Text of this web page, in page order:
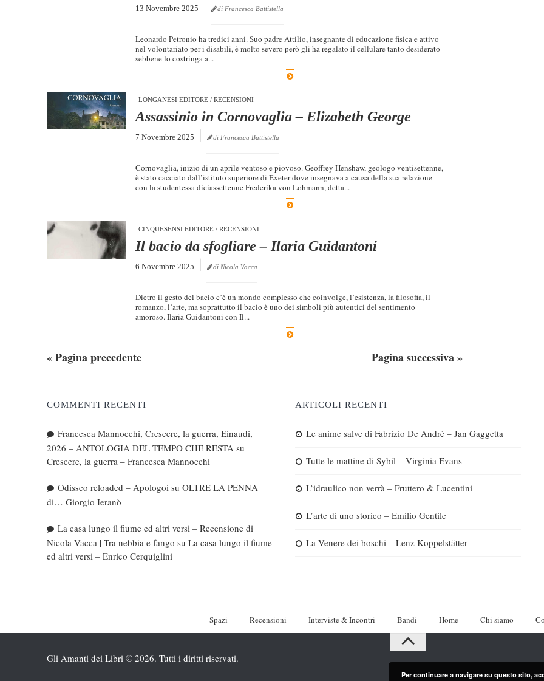
13 Novembre 2025 di Francesca Battistella
Leonardo Petronio ha tredici anni. Suo padre Attilio, insegnante di educazione fisica e attivo
nel volontariato per i disabili, è molto severo però gli ha regalato il cellulare tanto desiderato
sebbene lo costringa a...
LONGANESI EDITORE / RECENSIONI
Assassinio in Cornovaglia – Elizabeth George
7 Novembre 2025 di Francesca Battistella
Cornovaglia, inizio di un aprile ventoso e piovoso. Geoffrey Henshaw, geologo ventisettenne,
è stato cacciato dall’istituto superiore di Exeter dove insegnava a causa della sua relazione
con la studentessa diciassettenne Frederika von Lohmann, detta...
CINQUESENSI EDITORE / RECENSIONI
Il bacio da sfogliare – Ilaria Guidantoni
6 Novembre 2025 di Nicola Vacca
Dietro il gesto del bacio c’è un mondo complesso che coinvolge, l’esistenza, la filosofia, il
romanzo, l’arte, ma soprattutto il bacio è uno dei simboli più autentici del sentimento
amoroso. Ilaria Guidantoni con Il...
« Pagina precedente Pagina successiva »
COMMENTI RECENTI
Francesca Mannocchi, Crescere, la guerra, Einaudi,
2026 – ANTOLOGIA DEL TEMPO CHE RESTA su
Crescere, la guerra – Francesca Mannocchi
Odisseo reloaded – Apologoi su OLTRE LA PENNA
di… Giorgio Ieranò
La casa lungo il fiume ed altri versi – Recensione di
Nicola Vacca | Tra nebbia e fango su La casa lungo il fiume
ed altri versi – Enrico Cerquiglini
ARTICOLI RECENTI
Le anime salve di Fabrizio De André – Jan Gaggetta
Tutte le mattine di Sybil – Virginia Evans
L’idraulico non verrà – Fruttero & Lucentini
L’arte di uno storico – Emilio Gentile
La Venere dei boschi – Lenz Koppelstätter
Spazi Recensioni Interviste & Incontri Bandi Home Chi siamo
Gli Amanti dei Libri © 2026. Tutti i diritti riservati.
Per continuare a navigare su questo sito,